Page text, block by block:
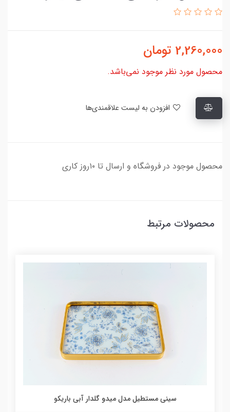
2,260,000 تومان
محصول مورد نظر موجود نمی‌باشد.
محصول موجود در فروشگاه و ارسال تا ۱۰روز کاری
محصولات مرتبط
سینی مستطیل مدل میدو گلدار آبی باریکو